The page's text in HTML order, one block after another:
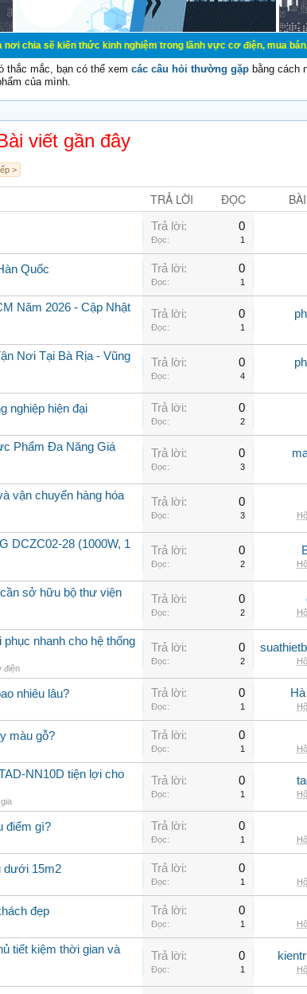
thức kinh nghiệm trong lãnh vực cơ điện, mua bán, ký
thắc mắc, bạn có thể xem các câu hỏi thường gặp bằng cách
của mình.
viết gần đây
>
TRẢ LỜI ĐỌC
Trả lời: 0
Đọc: 1
Quốc Trả lời: 0
Đọc: 1
Năm 2026 - Cập Nhật
Trả lời: 0
Đọc: 1
Nơi Tại Bà Rịa - Vũng
Trả lời: 0
Đọc: 4
nghiệp hiện đại Trả lời: 0
Đọc: 2
Phẩm Đa Năng Giá
Trả lời: 0
Đọc: 3
vận chuyển hàng hóa
Trả lời: 0
Đọc: 3
DCZC02-28 (1000W, 1
Trả lời: 0
Đọc: 2
sở hữu bộ thư viện
Trả lời: 0
Đọc: 2
nhanh cho hệ thống
điện
Trả lời: 0
Đọc: 2
nhiêu lâu? Trả lời: 0
Đọc: 1
màu gỗ? Trả lời: 0
Đọc: 1
NN10D tiện lợi cho
Trả lời: 0
Đọc: 1
điểm gì? Trả lời: 0
Đọc: 1
dưới 15m2 Trả lời: 0
Đọc: 1
đẹp Trả lời: 0
Đọc: 1
tiết kiệm thời gian và
Trả lời: 0
Đọc: 1